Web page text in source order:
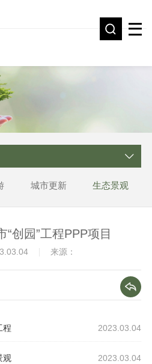
城市更新 生态景观
“创园”工程PPP项目
来源：
2023.03.04
程
2023.03.04
观